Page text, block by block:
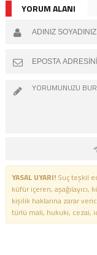
YORUM ALANI
YASAL UYARI!Suç teşkil
küfür içeren, aşağılayıcı,
kişilik haklarına zarar
türlü mali, hukuki, cezai,